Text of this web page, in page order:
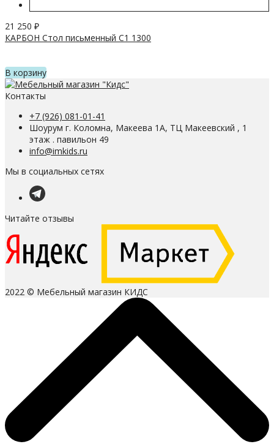
21 250 ₽
КАРБОН Стол письменный С1 1300
В корзину
Контакты
+7 (926) 081-01-41
Шоурум г. Коломна, Макеева 1А, ТЦ Макеевский , 1
этаж . павильон 49
info@imkids.ru
Мы в социальных сетях
Читайте отзывы
2022 © Мебельный магазин КИДС